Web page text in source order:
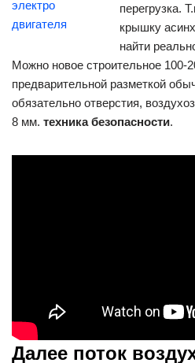
перегрузка.
крышку
найти
Можно новое строительное 100-
предварительной разметкой
обязательно отверстия,
8 мм. техника безопасности.
Далее поток